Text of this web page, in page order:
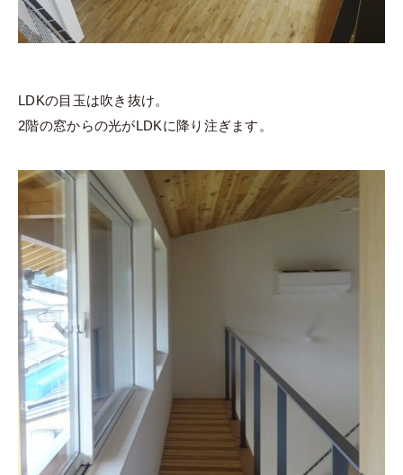
LDKの目玉は吹き抜け。
2階の窓からの光がLDKに降り注ぎます。